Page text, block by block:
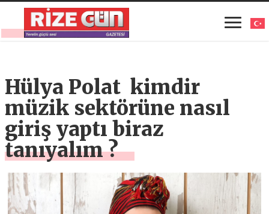
Hülya Polat kimdir
müzik sektörüne nasıl
giriş yaptı biraz
tanıyalım ?